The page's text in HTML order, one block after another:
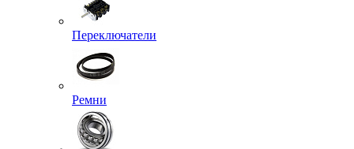
Переключатели
Ремни